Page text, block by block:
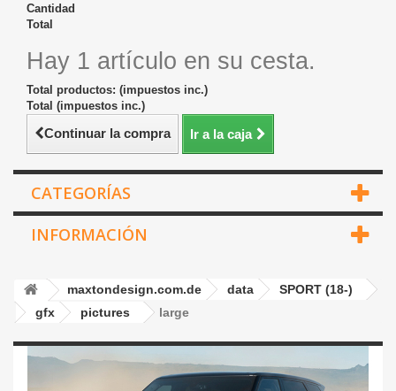
Cantidad
Total
Hay 1 artículo en su cesta.
Total productos: (impuestos inc.)
Total (impuestos inc.)
Continuar la compra Ir a la caja
CATEGORÍAS
INFORMACIÓN
maxtondesign.com.de data
SPORT (18-)
gfx
pictures large